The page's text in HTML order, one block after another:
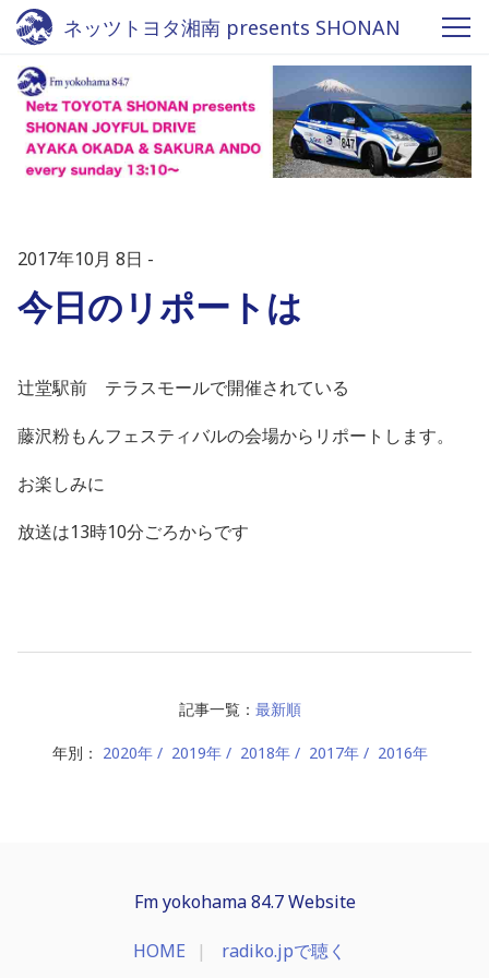
ネッツトヨタ湘南 presents SHONAN
JOYFUL DRIVE - Fm yokohama 84.7
2017年10月 8日
今日のリポートは
辻堂駅前 テラスモールで開催されている
藤沢粉もんフェスティバルの会場からリポートします。
お楽しみに
放送は13時10分ごろからです
記事一覧： 最新順
年別： 2020年 2019年 2018年 2017年 2016年
Fm yokohama 84.7 Website
HOME radiko.jpで聴く